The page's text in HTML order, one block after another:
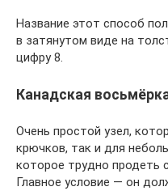
Название этот способ
в затянутом виде на
цифру 8.
Канадская
Очень простой узел,
крючков, так и для
которое трудно продеть
Главное условие — он